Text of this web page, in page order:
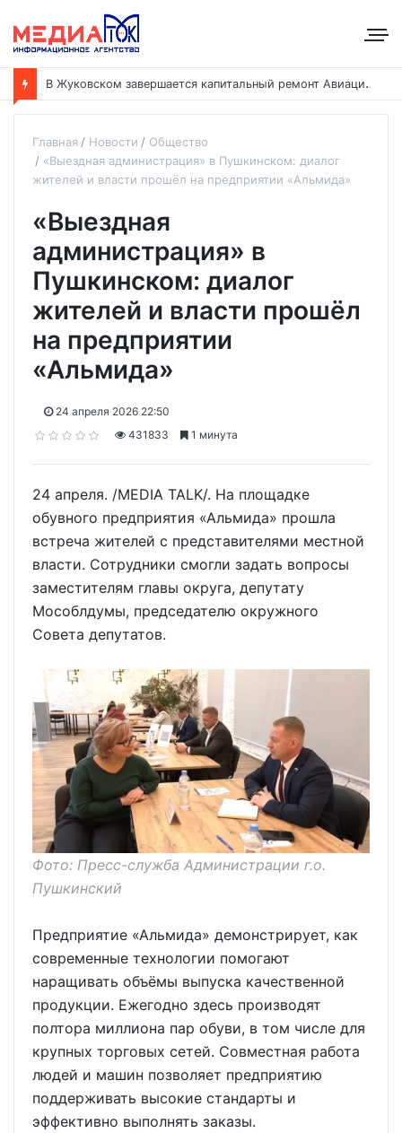
В
Жуковском завершается капитальный ремонт Авиационного техникума имени Казанова
Главная Новости
Общество
«Выездная администрация» в Пушкинском: диалог
жителей и власти прошёл на предприятии «Альмида»
«Выездная
администрация» в
Пушкинском: диалог
жителей и власти прошёл
на предприятии
«Альмида»
24 апреля 2026 22:50
431833
1 минута
24 апреля. /MEDIA TALK/. На площадке
обувного предприятия «Альмида» прошла
встреча жителей с представителями местной
власти. Сотрудники смогли задать вопросы
заместителям главы округа, депутату
Мособлдумы, председателю окружного
Совета депутатов.
Фото: Пресс-служба Администрации г.о.
Пушкинский
Предприятие «Альмида» демонстрирует, как
современные технологии помогают
наращивать объёмы выпуска качественной
продукции. Ежегодно здесь производят
полтора миллиона пар обуви, в том числе для
крупных торговых сетей. Совместная работа
людей и машин позволяет предприятию
поддерживать высокие стандарты и
эффективно выполнять заказы.